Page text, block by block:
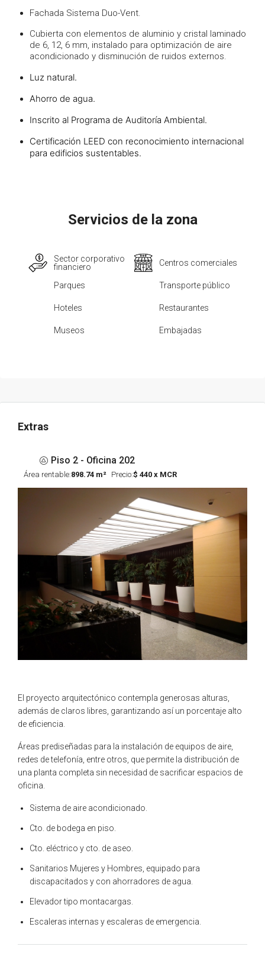
Fachada Sistema Duo-Vent.
Cubierta con elementos de aluminio y cristal laminado
de 6, 12, 6 mm, instalado para optimización de aire
acondicionado y disminución de ruidos externos.
Luz natural.
Ahorro de agua.
Inscrito al Programa de Auditoría Ambiental.
Certificación LEED con reconocimiento internacional
para edificios sustentables.
Servicios de la zona
Sector corporativo
financiero
Centros comerciales
Parques Transporte público
Hoteles Restaurantes
Museos Embajadas
Extras
Piso 2 - Oficina 202
Área rentable:898.74 m² Precio:$ 440 x MCR
El proyecto arquitectónico contempla generosas alturas,
además de claros libres, garantizando así un porcentaje alto
de eficiencia.
Áreas prediseñadas para la instalación de equipos de aire,
redes de telefonía, entre otros, que permite la distribución de
una planta completa sin necesidad de sacrificar espacios de
oficina.
Sistema de aire acondicionado.
Cto. de bodega en piso.
Cto. eléctrico y cto. de aseo.
Sanitarios Mujeres y Hombres, equipado para
discapacitados y con ahorradores de agua.
Elevador tipo montacargas.
Escaleras internas y escaleras de emergencia.